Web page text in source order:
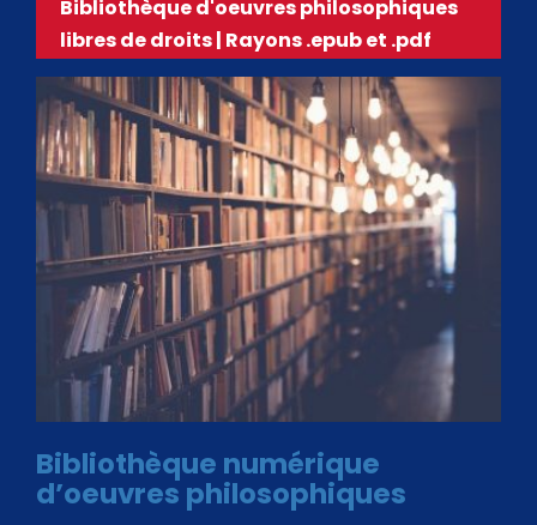
Bibliothèque d'oeuvres philosophiques
libres de droits | Rayons .epub et .pdf
Bibliothèque numérique
d’oeuvres philosophiques